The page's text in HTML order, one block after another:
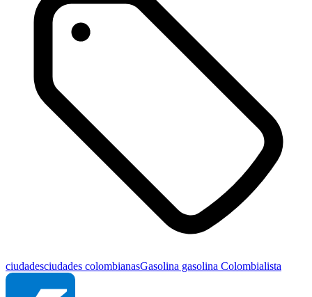
ciudadesciudades colombianasGasolina gasolina Colombialista